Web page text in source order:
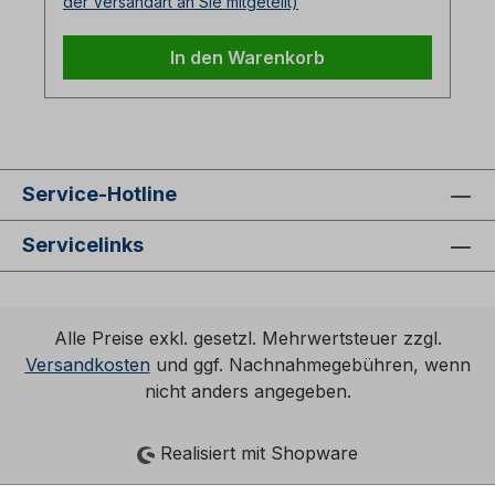
In den Warenkorb
Service-Hotline
Servicelinks
Alle Preise exkl. gesetzl. Mehrwertsteuer zzgl.
Versandkosten und ggf. Nachnahmegebühren, wenn
nicht anders angegeben.
Realisiert mit Shopware